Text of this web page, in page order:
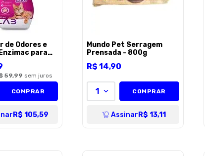
de Odores e
para
59,99 sem juros
COMPRAR
R$ 105,59
Mundo Pet Serragem
Prensada - 800g
R$ 14,90
1 COMPRAR
Assinar R$ 13,11